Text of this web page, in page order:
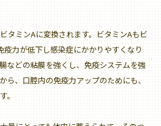
タミンAに変換されます。ビタミンAもビ
疫力が低下し感染症にかかりやすくなり
などの粘膜を強くし、免疫システムを強
ら、口腔内の免疫力アップのためにも、
。